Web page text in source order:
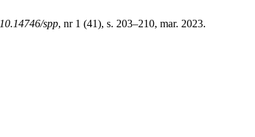
10.14746/spp, nr 1 (41), s. 203–210, mar. 2023.